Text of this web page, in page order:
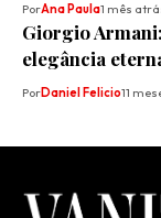
PorAna Paula1 mês
Giorgio
elegância
PorDaniel Felicio11